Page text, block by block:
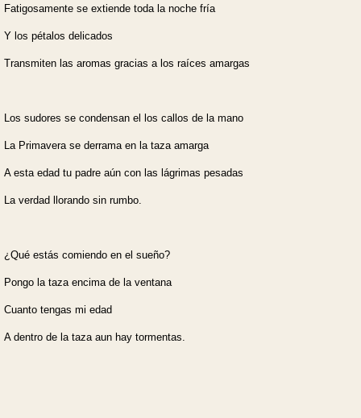
Fatigosamente se extiende toda la noche fría
Y los pétalos delicados
Transmiten las aromas gracias a los raíces amargas
Los sudores se condensan el los callos de la mano
La Primavera se derrama en la taza amarga
A esta edad tu padre aún con las lágrimas pesadas
La verdad llorando sin rumbo.
¿Qué estás comiendo en el sueño?
Pongo la taza encima de la ventana
Cuanto tengas mi edad
A dentro de la taza aun hay tormentas.